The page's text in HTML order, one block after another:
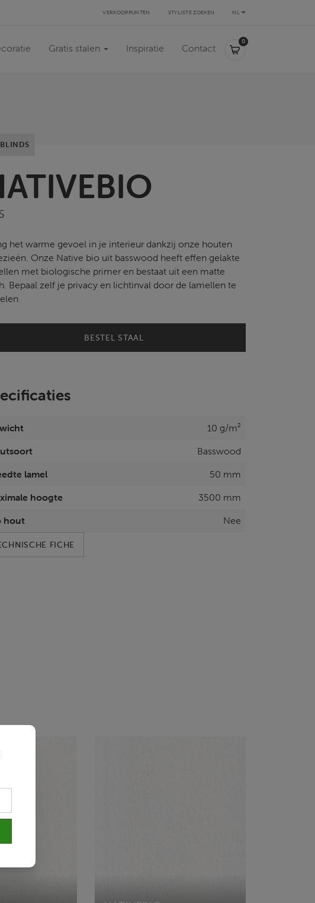
NL
VERKOOPPUNTEN STYLISTE ZOEKEN
Gratis stalen Inspiratie Contact
00,00 €
het warme gevoel in je interieur dankzij onze houten
Onze Native bio uit basswood heeft effen gelakte
met biologische primer en bestaat uit een matte
Bepaal zelf je privacy en lichtinval door de lamellen te
BESTEL STAAL
10 g/m²
Basswood
lamel
50 mm
hoogte
3500 mm
hout
Nee
FICHE